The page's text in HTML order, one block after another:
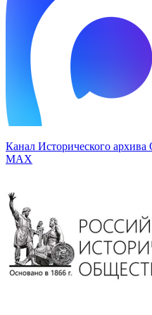
Канал Исторического
MAX